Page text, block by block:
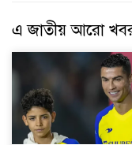
এ জাতীয় আরো